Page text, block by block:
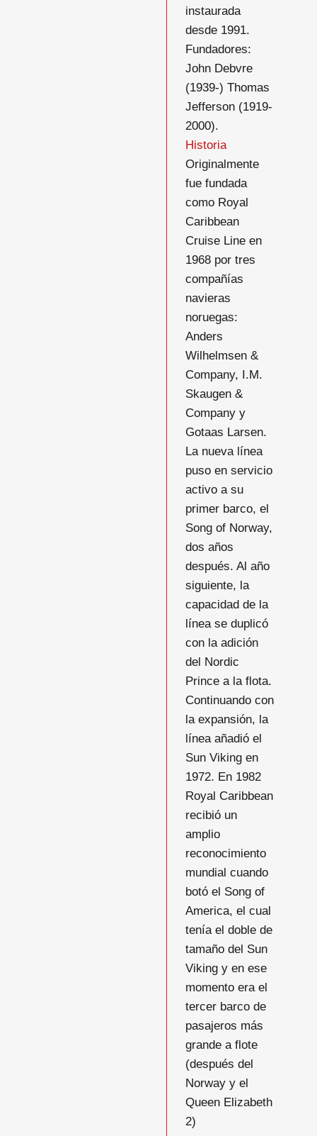
instaurada
desde 1991.
Fundadores:
John Debvre
(1939-) Thomas
Jefferson (1919-
2000).
Historia
Originalmente
fue fundada
como Royal
Caribbean
Cruise Line en
1968 por tres
compañías
navieras
noruegas:
Anders
Wilhelmsen &
Company, I.M.
Skaugen &
Company y
Gotaas Larsen.
La nueva línea
puso en servicio
activo a su
primer barco, el
Song of Norway,
dos años
después. Al año
siguiente, la
capacidad de la
línea se duplicó
con la adición
del Nordic
Prince a la flota.
Continuando con
la expansión, la
línea añadió el
Sun Viking en
1972. En 1982
Royal Caribbean
recibió un
amplio
reconocimiento
mundial cuando
botó el Song of
America, el cual
tenía el doble de
tamaño del Sun
Viking y en ese
momento era el
tercer barco de
pasajeros más
grande a flote
(después del
Norway y el
Queen Elizabeth
2)